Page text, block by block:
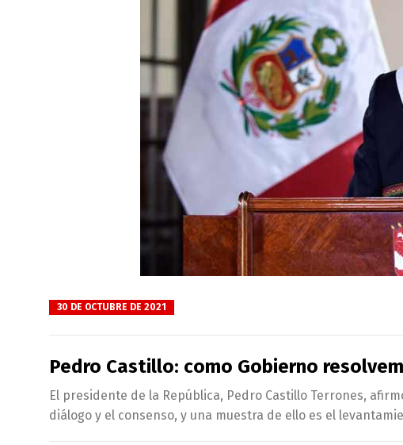
30 DE OCTUBRE DE 2021
Pedro Castillo: como Gobierno
El presidente de la República, Pedro Castillo Terrones,
diálogo y el consenso, y una muestra de ello es el